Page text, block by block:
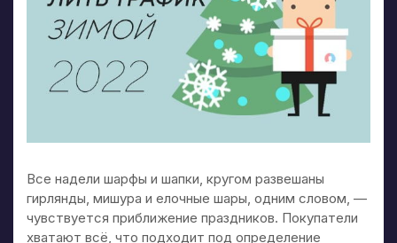
Все надели шарфы и шапки, кругом развешаны
гирлянды, мишура и елочные шары, одним словом, —
чувствуется приближение праздников. Покупатели
хватают всё, что подходит под определение